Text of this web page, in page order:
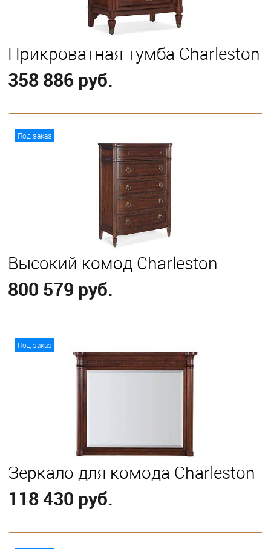
Прикроватная тумба Charleston
358 886 руб.
Под заказ
Высокий комод Charleston
800 579 руб.
Под заказ
Зеркало для комода Charleston
118 430 руб.